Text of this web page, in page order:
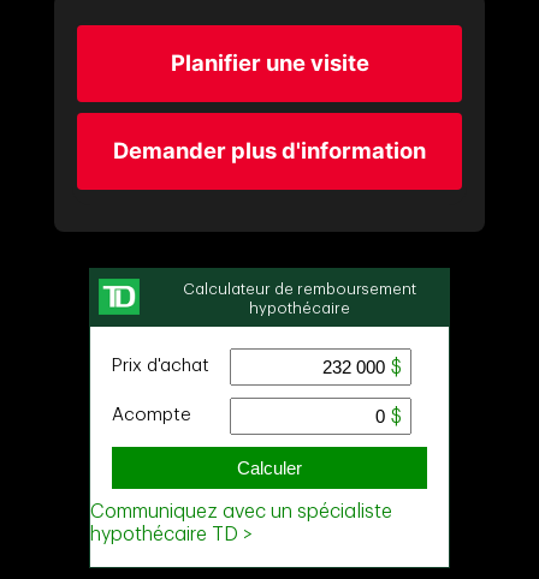
Planifier une visite
Demander plus d'information